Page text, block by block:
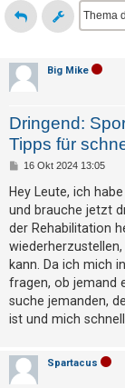
e
n
e
g
i
s
t
r
i
e
r
e
Big Mike
Dringend:
Tipps für
B
i
t
r
a
g
16 Okt 2024 13:05
Hey Leute, ich
und brauche jetzt
der Rehabilitation
kann. Da ich mich
fragen, ob jemand
suche jemanden,
ist und mich
Spartacus